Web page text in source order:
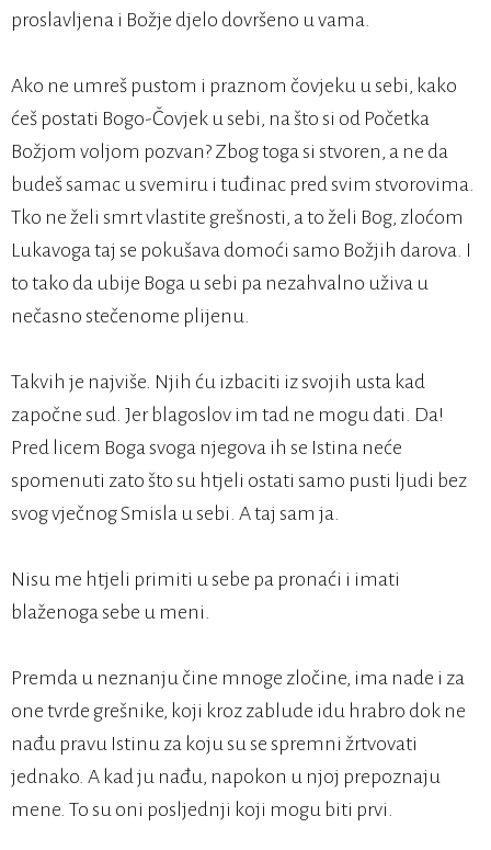
proslavljena i Božje djelo dovršeno u vama.
Ako ne umreš pustom i praznom čovjeku u sebi, kako
ćeš postati Bogo-Čovjek u sebi, na što si od Početka
Božjom voljom pozvan? Zbog toga si stvoren, a ne da
budeš samac u svemiru i tuđinac pred svim stvorovima.
Tko ne želi smrt vlastite grešnosti, a to želi Bog, zloćom
Lukavoga taj se pokušava domoći samo Božjih darova. I
to tako da ubije Boga u sebi pa nezahvalno uživa u
nečasno stečenome plijenu.
Takvih je najviše. Njih ću izbaciti iz svojih usta kad
započne sud. Jer blagoslov im tad ne mogu dati. Da!
Pred licem Boga svoga njegova ih se Istina neće
spomenuti zato što su htjeli ostati samo pusti ljudi bez
svog vječnog Smisla u sebi. A taj sam ja.
Nisu me htjeli primiti u sebe pa pronaći i imati
blaženoga sebe u meni.
Premda u neznanju čine mnoge zločine, ima nade i za
one tvrde grešnike, koji kroz zablude idu hrabro dok ne
nađu pravu Istinu za koju su se spremni žrtvovati
jednako. A kad ju nađu, napokon u njoj prepoznaju
mene. To su oni posljednji koji mogu biti prvi.